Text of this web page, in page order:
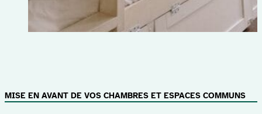
MISE EN AVANT DE VOS CHAMBRES ET ESPACES COMMUNS